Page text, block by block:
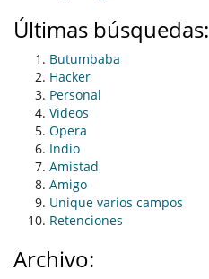
Últimas búsquedas:
Butumbaba
Hacker
Personal
Videos
Opera
Indio
Amistad
Amigo
Unique varios campos
Retenciones
Archivo: